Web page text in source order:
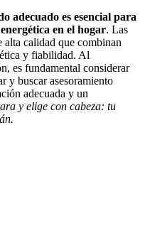
adecuado es esencial para
en el hogar. Las
alta calidad que combinan
y fiabilidad. Al
es fundamental considerar
y buscar asesoramiento
adecuada y un
y elige con cabeza: tu